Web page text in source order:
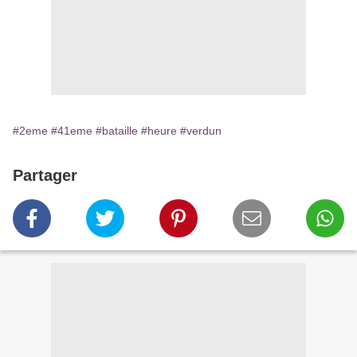
#2eme #41eme #bataille #heure #verdun
Partager